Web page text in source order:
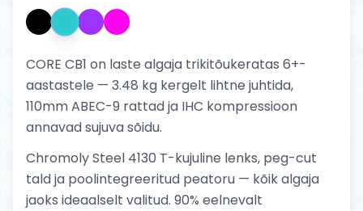
CORE CB1 on laste algaja trikitõukeratas 6+-
aastastele — 3.48 kg kergelt lihtne juhtida,
110mm ABEC-9 rattad ja IHC kompressioon
annavad sujuva sõidu.
Chromoly Steel 4130 T-kujuline lenks, peg-cut
tald ja poolintegreeritud peatoru — kõik algaja
jaoks ideaalselt valitud. 90% eelnevalt